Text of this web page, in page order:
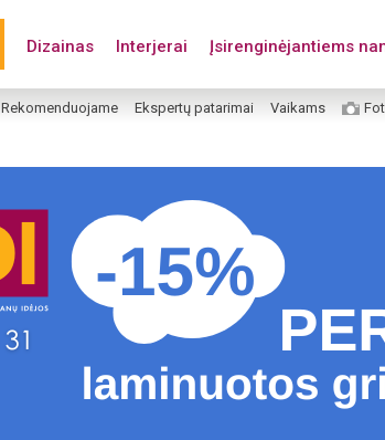
Dizainas Interjerai Įsirenginėjantiems
Rekomenduojame Ekspertų patarimai Vaikams